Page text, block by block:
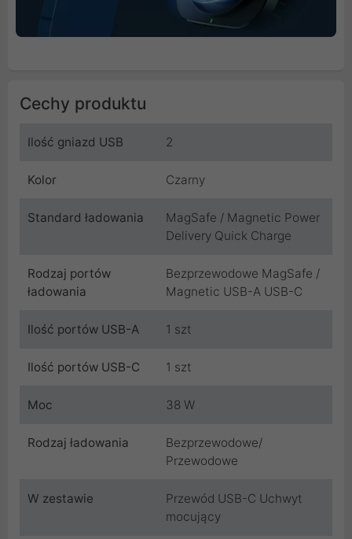
Cechy produktu
Ilość gniazd USB 2
Kolor Czarny
Standard ładowania
MagSafe / Magnetic Power
Delivery Quick Charge
Rodzaj portów
ładowania
Bezprzewodowe MagSafe /
Magnetic USB-A USB-C
Ilość portów USB-A 1 szt
Ilość portów USB-C 1 szt
Moc 38 W
Rodzaj ładowania
Bezprzewodowe/
Przewodowe
W zestawie
Przewód USB-C Uchwyt
mocujący